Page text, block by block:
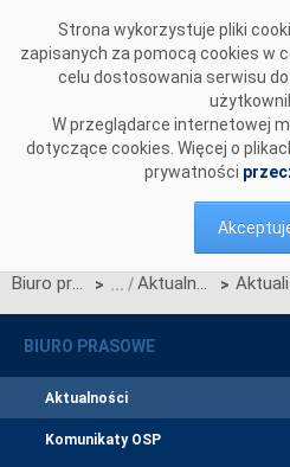
Strona wykorzystuje pliki
zapisanych za pomocą cookies w
celu dostosowania serwisu
W przeglądarce internetowej
dotyczące cookies. Więcej o
prywatności
Biuro prasowe > Aktualności >
BIURO PRASOWE
Aktualności
Komunikaty OSP